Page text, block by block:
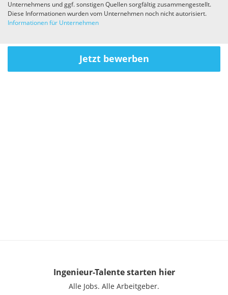
Unternehmens und ggf. sonstigen Quellen sorgfältig zusammengestellt.
Diese Informationen wurden vom Unternehmen noch nicht autorisiert.
Informationen für Unternehmen
Jetzt bewerben
Ingenieur-Talentestarten hier
Alle Jobs. Alle Arbeitgeber.